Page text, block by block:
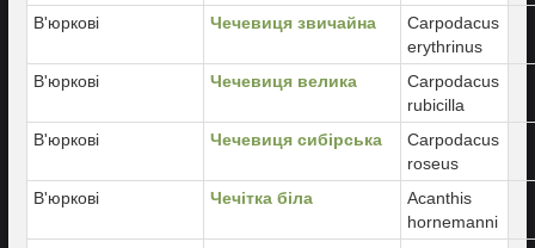
В'юркові
Чечевиця звичайна
Carpodacus
erythrinus
В'юркові
Чечевиця велика
Carpodacus
rubicilla
В'юркові
Чечевиця сибірська
Carpodacus
roseus
В'юркові
Чечітка біла
Acanthis
hornemanni